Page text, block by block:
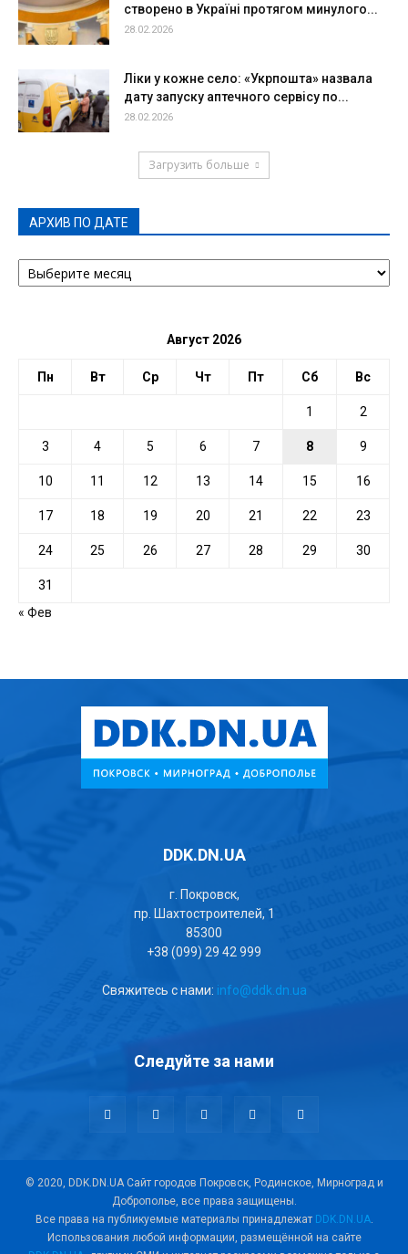
створено в Україні протягом минулого...
28.02.2026
Ліки у кожне село: «Укрпошта» назвала
дату запуску аптечного сервісу по...
28.02.2026
Загрузить больше
АРХИВ ПО ДАТЕ
АРХИВ
ПО
Август 2026
Пн Вт Ср Чт Пт Сб Вс
1 2
3 4 5 6 7 8 9
10 11 12 13 14 15 16
17 18 19 20 21 22 23
24 25 26 27 28 29 30
31
« Фев
DDK.DN.UA
г. Покровск,
пр. Шахтостроителей, 1
85300
+38 (099) 29 42 999
Свяжитесь с нами: info@ddk.dn.ua
Следуйте за нами
© 2020, DDK.DN.UA Сайт городов Покровск, Родинское, Мирноград и
Доброполье, все права защищены.
Все права на публикуемые материалы принадлежат DDK.DN.UA.
Использования любой информации, размещённой на сайте